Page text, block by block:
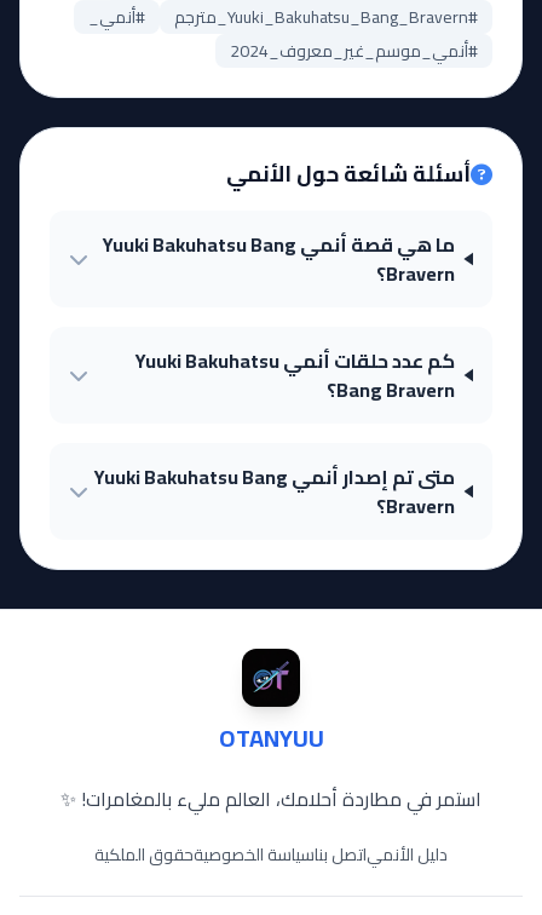
#Yuuki_Bakuhatsu_Bang_Bravern_مترجم
#أنمي_
#أنمي_موسم_غير_معروف_2024
أسئلة شائعة حول الأنمي
ما هي قصة أنمي Yuuki Bakuhatsu Bang
Bravern؟
كم عدد حلقات أنمي Yuuki Bakuhatsu
Bang Bravern؟
متى تم إصدار أنمي Yuuki Bakuhatsu Bang
Bravern؟
OTANYUU
استمر في مطاردة أحلامك، العالم مليء بالمغامرات! ✨
دليل الأنمياتصل بناسياسة الخصوصيةحقوق الملكية